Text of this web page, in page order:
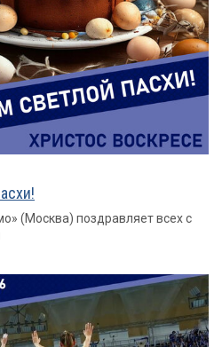
(Москва) поздравляет всех с